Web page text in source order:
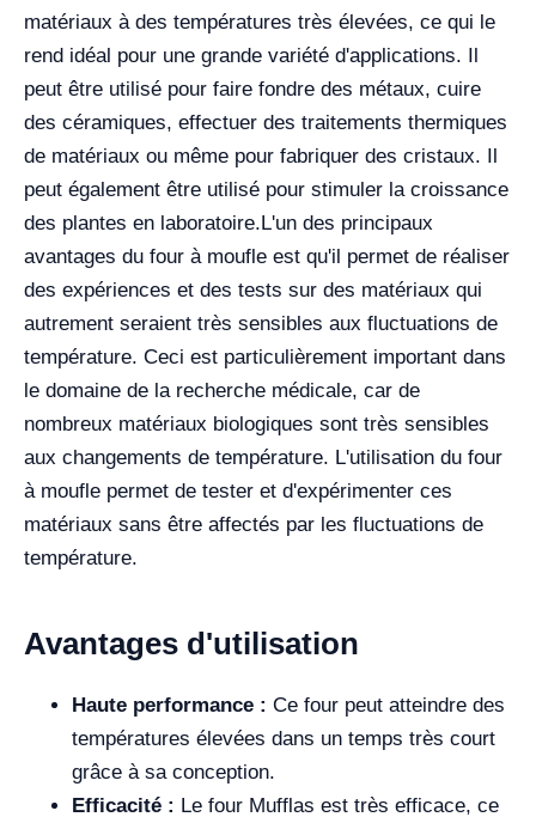
matériaux à des températures très élevées, ce qui le
rend idéal pour une grande variété d'applications. Il
peut être utilisé pour faire fondre des métaux, cuire
des céramiques, effectuer des traitements thermiques
de matériaux ou même pour fabriquer des cristaux. Il
peut également être utilisé pour stimuler la croissance
des plantes en laboratoire.L'un des principaux
avantages du four à moufle est qu'il permet de réaliser
des expériences et des tests sur des matériaux qui
autrement seraient très sensibles aux fluctuations de
température. Ceci est particulièrement important dans
le domaine de la recherche médicale, car de
nombreux matériaux biologiques sont très sensibles
aux changements de température. L'utilisation du four
à moufle permet de tester et d'expérimenter ces
matériaux sans être affectés par les fluctuations de
température.
Avantages d'utilisation
Haute performance : Ce four peut atteindre des
températures élevées dans un temps très court
grâce à sa conception.
Efficacité : Le four Mufflas est très efficace, ce